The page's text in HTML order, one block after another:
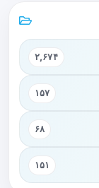
۲,۶۷۴
۱۵۷
۶۸
۱۵۱